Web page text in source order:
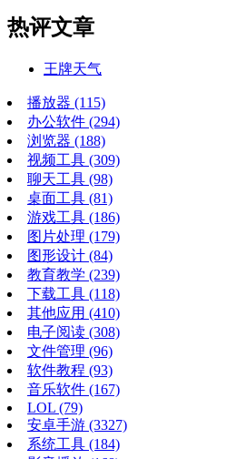
热评文章
王牌天气
播放器 (115)
办公软件 (294)
浏览器 (188)
视频工具 (309)
聊天工具 (98)
桌面工具 (81)
游戏工具 (186)
图片处理 (179)
图形设计 (84)
教育教学 (239)
下载工具 (118)
其他应用 (410)
电子阅读 (308)
文件管理 (96)
软件教程 (93)
音乐软件 (167)
LOL (79)
安卓手游 (3327)
系统工具 (184)